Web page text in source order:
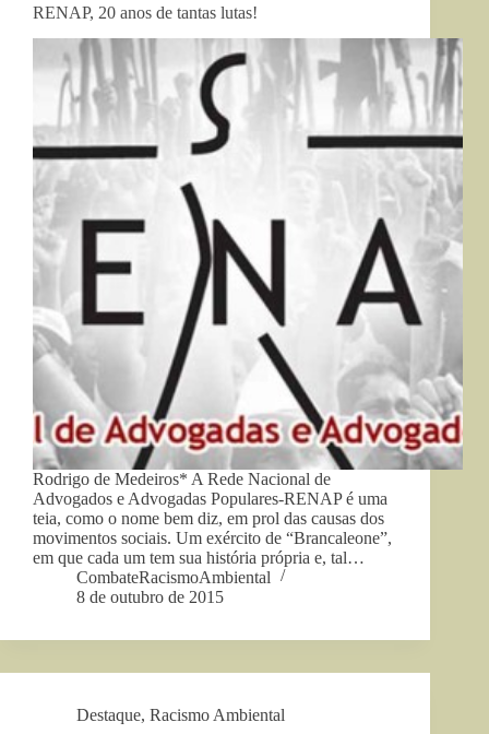
RENAP, 20 anos de tantas lutas!
Rodrigo de Medeiros* A Rede Nacional de
Advogados e Advogadas Populares-RENAP é uma
teia, como o nome bem diz, em prol das causas dos
movimentos sociais. Um exército de “Brancaleone”,
em que cada um tem sua história própria e, tal…
CombateRacismoAmbiental
8 de outubro de 2015
Destaque, Racismo Ambiental